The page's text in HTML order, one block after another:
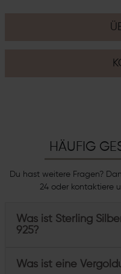
HÄUFIG
Du hast weitere Fragen?
24 oder kontaktiere
Was ist Sterling
925?
Was ist eine